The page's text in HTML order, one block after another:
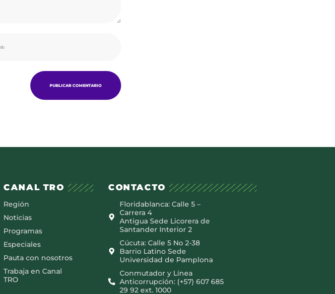
CANAL TRO
Región
Noticias
Programas
Especiales
Pauta con nosotros
Trabaja en Canal
TRO
CONTACTO
Floridablanca: Calle 5 –
Carrera 4
Antigua Sede Licorera de
Santander Interior 2
Cúcuta: Calle 5 No 2-38
Barrio Latino Sede
Universidad de Pamplona
Conmutador y Línea
Anticorrupción: (+57) 607 685
29 92 ext. 1000